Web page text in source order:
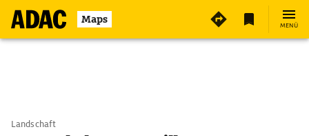
Maps MENÜ
Landschaft